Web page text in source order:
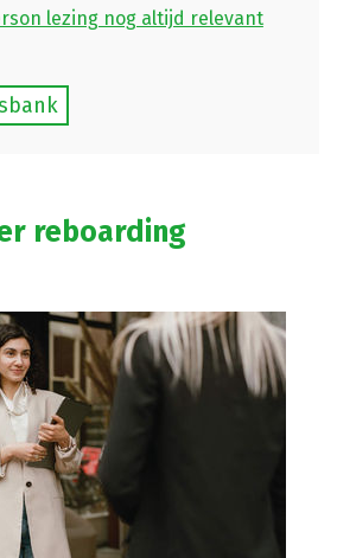
lezing nog altijd relevant
reboarding